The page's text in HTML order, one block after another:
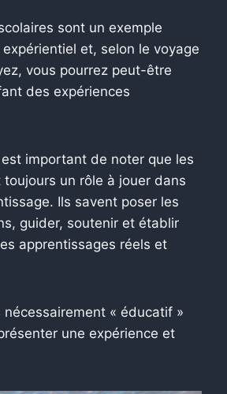
sont un exemple
expérientiel et, selon le voyage
vous pourrez peut-être
des expériences
important de noter que les
un rôle à jouer dans
Ils savent poser les
guider, soutenir et établir
apprentissages réels et
nécessairement « éducatif »
une expérience et